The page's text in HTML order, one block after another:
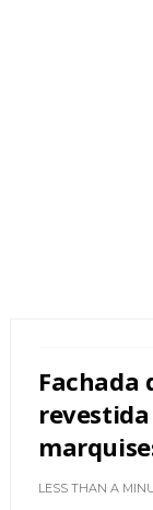
Fachada
LESS THAN A